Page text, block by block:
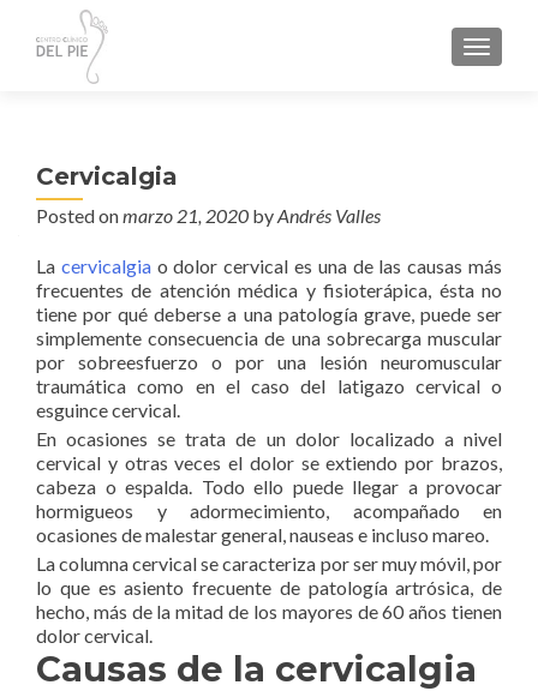
Cervicalgia
Posted onmarzo 21, 2020 byAndrés Valles
La cervicalgiao dolor cervical es una de las causas más
frecuentes de atención médica y fisioterápica, ésta no
tiene por qué deberse a una patología grave, puede ser
simplemente consecuencia de una sobrecarga muscular
por sobreesfuerzo o por una lesión neuromuscular
traumática como en el caso del latigazo cervical o
esguince cervical.
En ocasiones se trata de un dolor localizado a nivel
cervical y otras veces el dolor se extiendo por brazos,
cabeza o espalda. Todo ello puede llegar a provocar
hormigueos y adormecimiento, acompañado en
ocasiones de malestar general, nauseas e incluso mareo.
La columna cervical se caracteriza por ser muy móvil, por
lo que es asiento frecuente de patología artrósica, de
hecho, más de la mitad de los mayores de 60 años tienen
dolor cervical.
Causas de la cervicalgia